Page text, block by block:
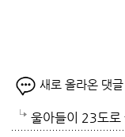
새로 올라온 댓글
울아들이 23도로